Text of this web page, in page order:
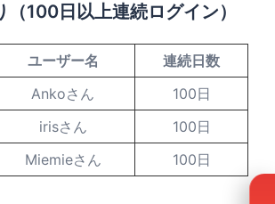
（100日以上連続ログイン）
ユーザー名
連続日数
Ankoさん
100日
irisさん
100日
Miemieさん 100日